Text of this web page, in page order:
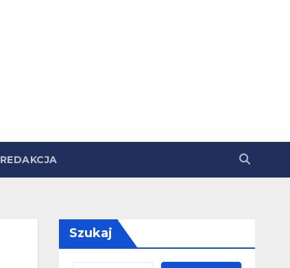
REDAKCJA
Szukaj